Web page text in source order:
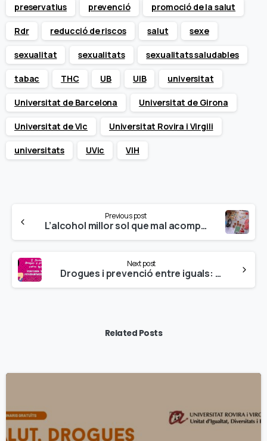
preservatius prevenció promoció de la salut
Rdr reducció de riscos salut sexe
sexualitat sexualitats sexualitats saludables
tabac THC UB UIB universitat
Universitat de Barcelona Universitat de Girona
Universitat de Vic Universitat Rovira i Virgili
universitats UVic VIH
Reading
Previous post
L’alcohol millor sol que mal acompanyat…
Next post
Drogues i prevenció entre iguals: youtube i altres fenòmens virals
Related Posts